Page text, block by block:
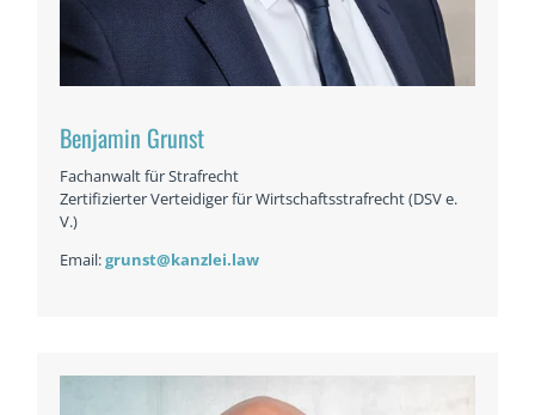
Benjamin Grunst
Fachanwalt für Strafrecht
Zertifizierter Verteidiger für Wirtschaftsstrafrecht (DSV e.
V.)
Email:grunst@kanzlei.law